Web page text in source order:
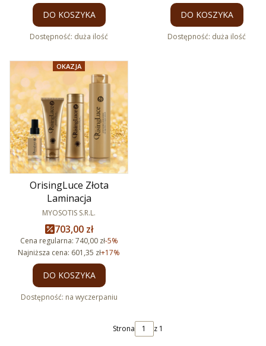
DO KOSZYKA
Dostępność: duża ilość
DO KOSZYKA
Dostępność: duża ilość
OKAZJA
OrisingLuce Złota
Laminacja
PRODUCENT
MYOSOTIS S.R.L.
Cena promocyjna
703,00 zł
Cena regularna: 740,00 zł-5%
Najniższa cena: 601,35 zł+17%
DO KOSZYKA
Dostępność: na wyczerpaniu
Strona z 1